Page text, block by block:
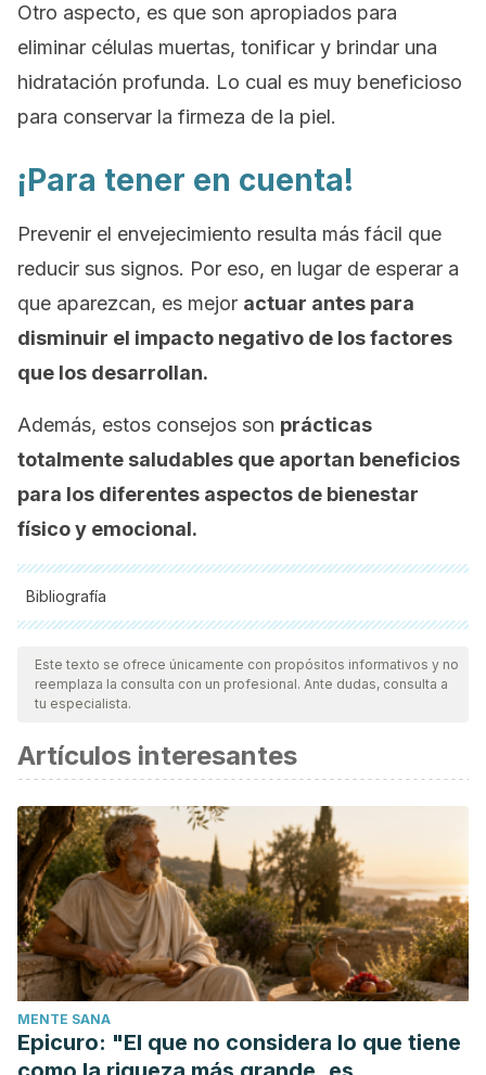
Otro aspecto, es que son apropiados para
eliminar células muertas, tonificar y brindar una
hidratación profunda. Lo cual es muy beneficioso
para conservar la firmeza de la piel.
¡Para tener en cuenta!
Prevenir el envejecimiento resulta más fácil que
reducir sus signos. Por eso, en lugar de esperar a
que aparezcan, es mejor actuar antes para
disminuir el impacto negativo de los factores
que los desarrollan.
Además, estos consejos son prácticas
totalmente saludables que aportan beneficios
para los diferentes aspectos de bienestar
físico y emocional.
Bibliografía
Todas las fuentes citadas fueron revisadas a profundidad por
nuestro equipo, para asegurar su calidad, confiabilidad,
vigencia y validez.La bibliografía de este artículo fue
científica.
Shoubing Zhang, Enkui Duan.Fighting against Skin Aging.
(2018).
ncbi.nlm.nih.gov/pmc/articles/PMC6047276/
American Academy of Dermatology. What causes our skin
to age?
aad.org/public/skin-hair-nails/anti-aging-
Este texto se ofrece únicamente con propósitos informativos y no
reemplaza la consulta con un profesional. Ante dudas, consulta a
tu especialista.
Artículos interesantes
MENTE SANA
Epicuro: "El que no considera lo que tiene